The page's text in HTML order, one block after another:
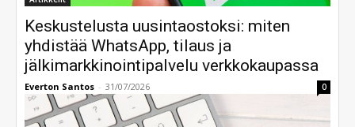
Keskustelusta uusintaostoksi: miten
yhdistää WhatsApp, tilaus ja
jälkimarkkinointipalvelu verkkokaupassa
Everton Santos - 31/07/2026 0